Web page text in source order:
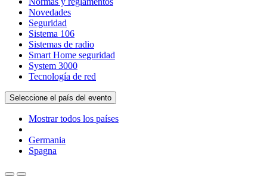
Novedades
Seguridad
Sistema 106
Sistemas de radio
Smart Home seguridad
System 3000
Tecnología de red
Seleccione el país del evento
Mostrar todos los países
Germania
Spagna